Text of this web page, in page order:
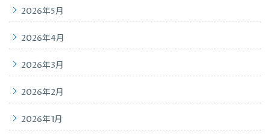
2026年5月
2026年4月
2026年3月
2026年2月
2026年1月